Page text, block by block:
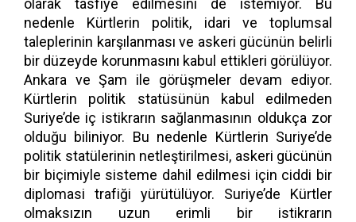
olarak tasfiye edilmesini de istemiyor. Bu
nedenle Kürtlerin politik, idari ve toplumsal
taleplerinin karşılanması ve askeri gücünün belirli
bir düzeyde korunmasını kabul ettikleri görülüyor.
Ankara ve Şam ile görüşmeler devam ediyor.
Kürtlerin politik statüsünün kabul edilmeden
Suriye’de iç istikrarın sağlanmasının oldukça zor
olduğu biliniyor. Bu nedenle Kürtlerin Suriye’de
politik statülerinin netleştirilmesi, askeri gücünün
bir biçimiyle sisteme dahil edilmesi için ciddi bir
diplomasi trafiği yürütülüyor. Suriye’de Kürtler
olmaksızın uzun erimli bir istikrarın